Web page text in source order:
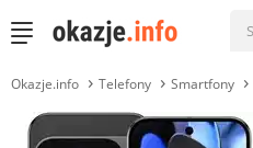
Okazje.info Telefony Smartfony